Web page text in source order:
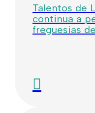
Talentos de
continua a
freguesias